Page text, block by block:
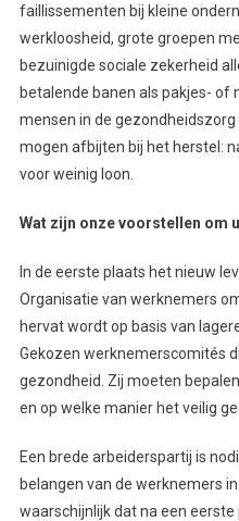
faillissementen bij kleine
werkloosheid, grote groepen
bezuinigde sociale zekerheid
betalende banen als pakjes- of
mensen in de
mogen afbijten bij het herstel:
voor weinig loon.
Wat zijn onze voorstellen om
In de eerste plaats het nieuw
Organisatie van werknemers
hervat wordt op basis van
Gekozen werknemerscomités
gezondheid. Zij moeten
en op welke manier het veilig
Een brede arbeiderspartij is
belangen van de werknemers
waarschijnlijk dat na een